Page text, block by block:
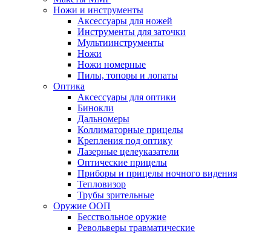
Ножи и инструменты
Аксессуары для ножей
Инструменты для заточки
Мультиинструменты
Ножи
Ножи номерные
Пилы, топоры и лопаты
Оптика
Аксессуары для оптики
Бинокли
Дальномеры
Коллиматорные прицелы
Крепления под оптику
Лазерные целеуказатели
Оптические прицелы
Приборы и прицелы ночного видения
Тепловизор
Трубы зрительные
Оружие ООП
Бесствольное оружие
Револьверы травматические